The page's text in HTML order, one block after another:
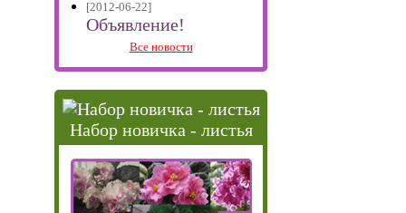
[2012-06-22]
Объявление!
Все новости
Набор новичка - листья